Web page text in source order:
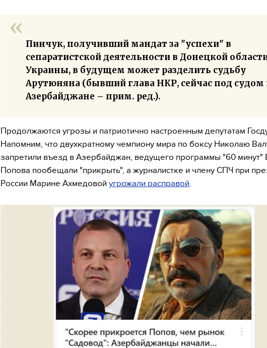
Пинчук, получивший мандат за "успехи" в
сепаратистской деятельности в Донецкой
Украины, в будущем может разделить судьбу
Арутюняна (бывший глава НКР, сейчас под судом
Азербайджане – прим. ред.).
Продолжаются угрозы и патриотично настроенным депутатам
Напомним, что двухкратному чемпиону мира по боксу Николаю
запретили въезд в Азербайджан, ведущего программы "60 минут"
Попова пообещали "прикрыть", а журналистке и члену СПЧ при
России Марине Ахмедовой угрожали расправой